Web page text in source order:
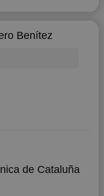
Benítez
de Cataluña